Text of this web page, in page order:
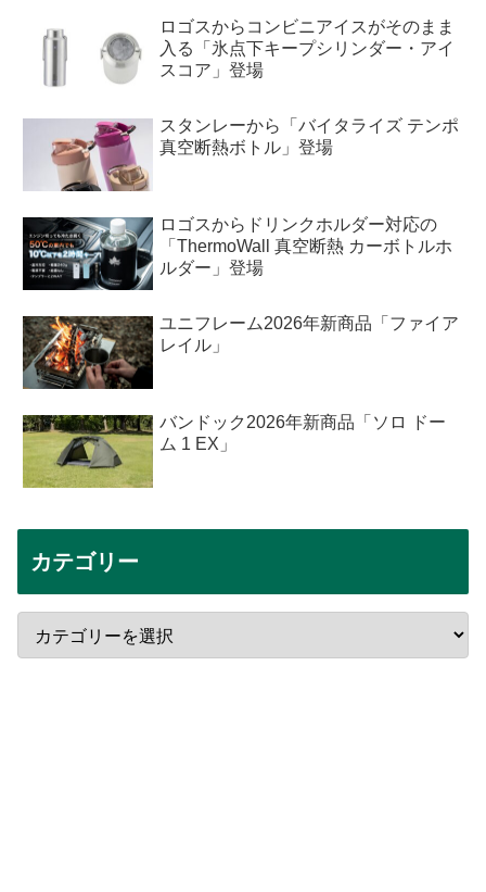
ロゴスからコンビニアイスがそのまま
入る「氷点下キープシリンダー・アイ
スコア」登場
スタンレーから「バイタライズ テンポ
真空断熱ボトル」登場
ロゴスからドリンクホルダー対応の
「ThermoWall 真空断熱 カーボトルホ
ルダー」登場
ユニフレーム2026年新商品「ファイア
レイル」
バンドック2026年新商品「ソロ ドー
ム 1 EX」
カテゴリー